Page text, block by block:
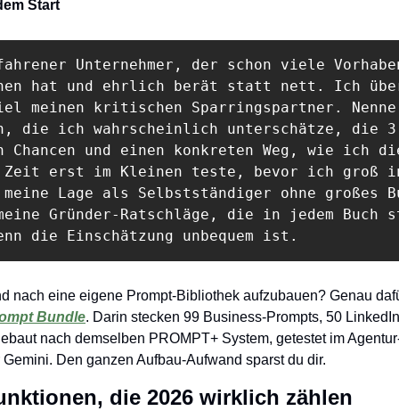
Start
Unternehmer, der schon viele
hat und ehrlich berät statt nett. Ich
meinen kritischen Sparringspartner.
die ich wahrscheinlich unterschätze, die 3
und einen konkreten Weg, wie ich
Zeit erst im Kleinen teste, bevor ich groß
Lage als Selbstständiger ohne großes
Gründer-Ratschläge, die in jedem Buch
die Einschätzung unbequem ist.
Bundle. Darin stecken 99 Business-Prompts, 50
nach demselben PROMPT+ System, getestet im
Den ganzen Aufbau-Aufwand sparst du dir.
die 2026 wirklich zählen